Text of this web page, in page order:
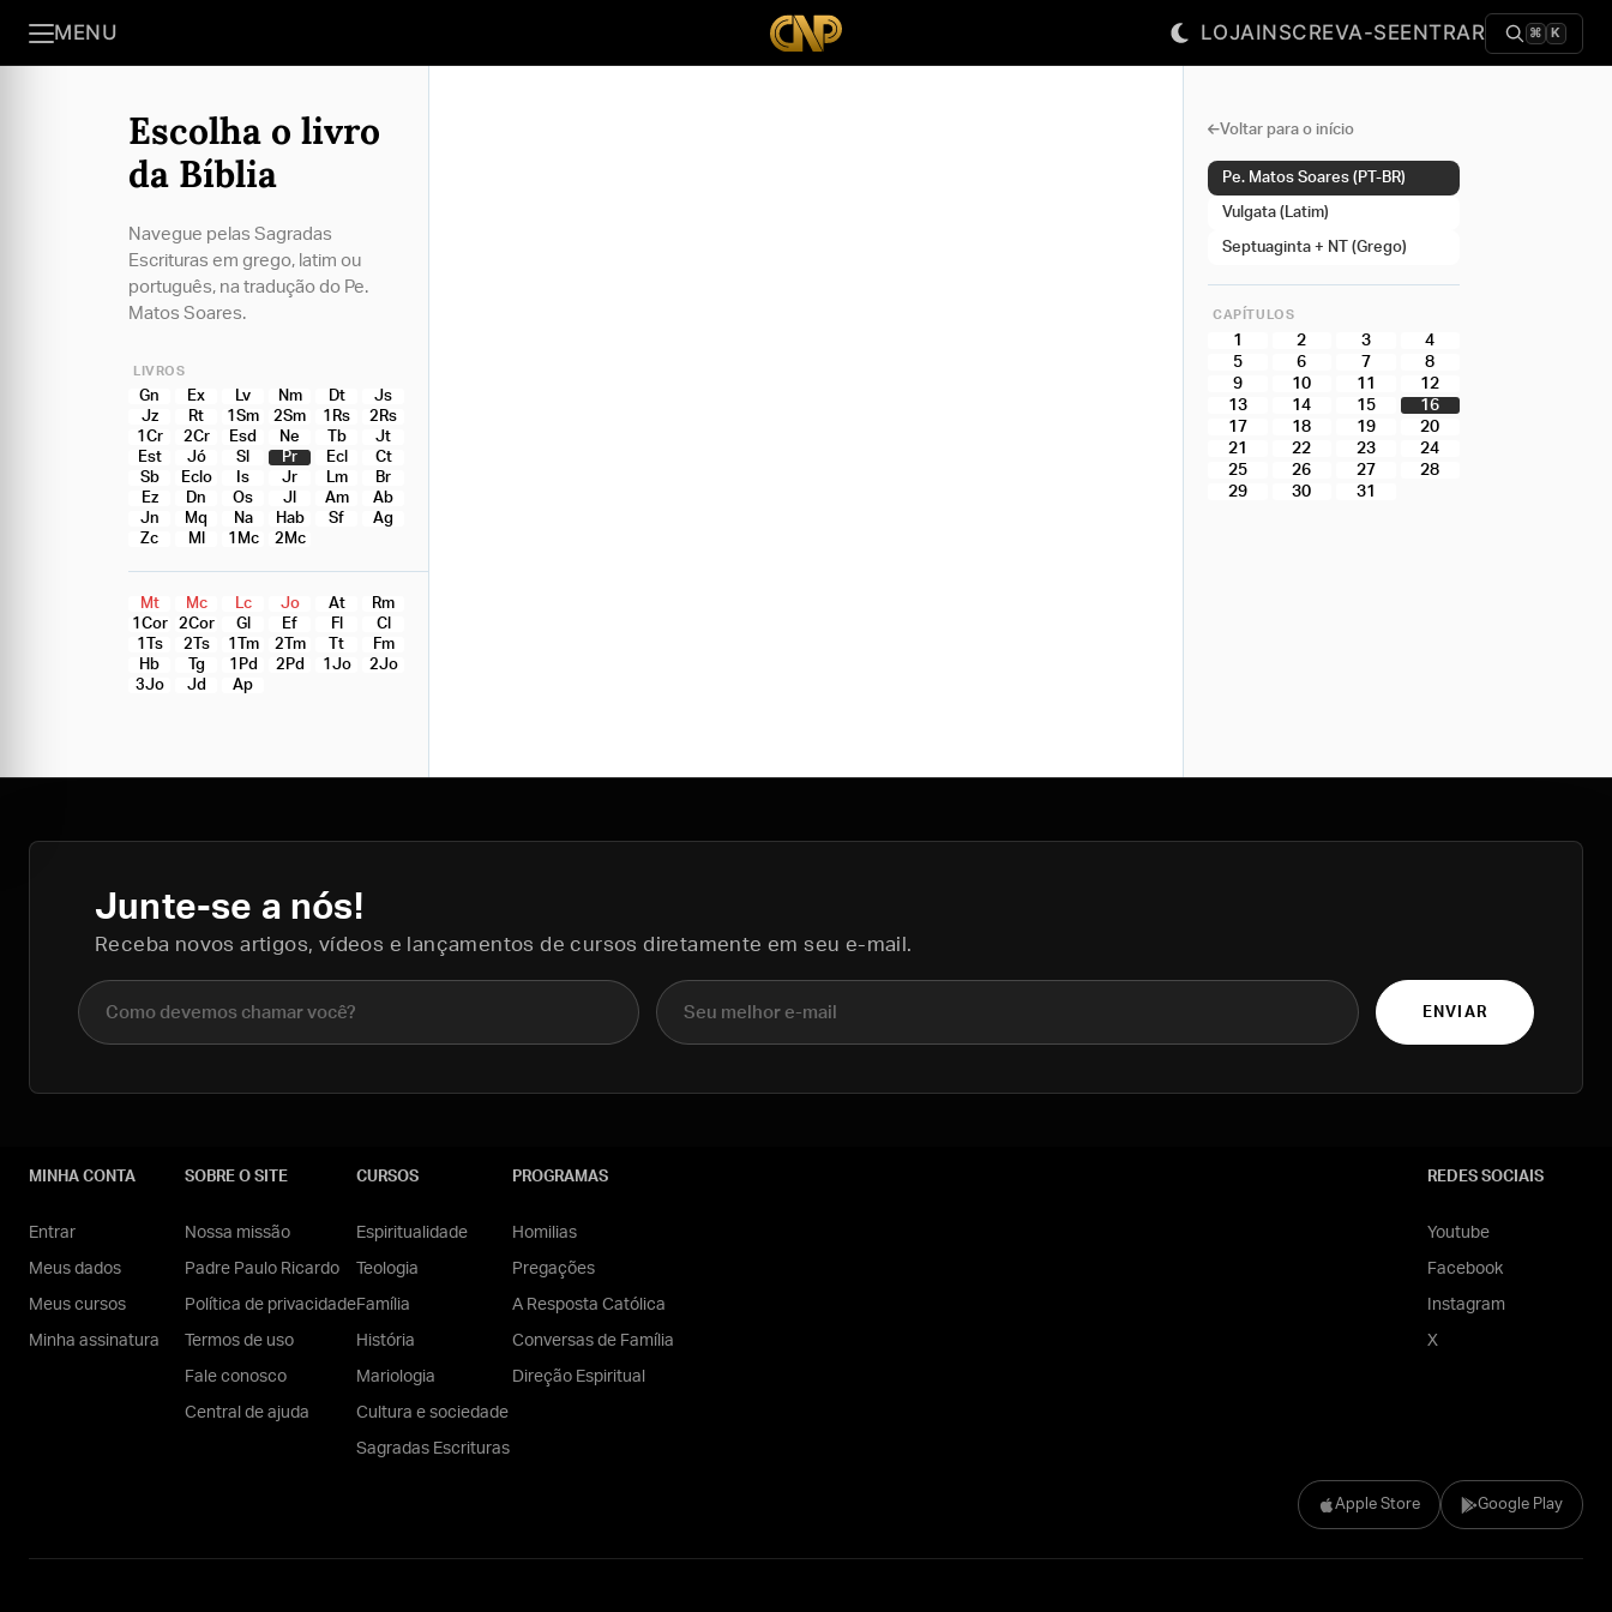
MENU LOJAINSCREVA-SEENTRAR ⌘ K
Escolha o livro
da Bíblia
Navegue pelas Sagradas
Escrituras em grego, latim ou
português, na tradução do Pe.
Matos Soares.
LIVROS
Gn Ex Lv Nm Dt
Js
Jz
Rt 1Sm 2Sm 1Rs
2Rs
1Cr
2Cr Esd Ne Tb
Jt
Est
Jó Sl Pr Ecl
Ct
Sb
Eclo Is Jr Lm
Br
Ez
Dn Os Jl Am
Ab
Jn
Mq Na Hab Sf
Ag
Zc
Ml 1Mc 2Mc
Mt Mc Lc Jo At
Rm
1Cor
2Cor Gl Ef Fl
Cl
1Ts
2Ts 1Tm 2Tm Tt
Fm
Hb
Tg 1Pd 2Pd 1Jo
2Jo
3Jo
Jd Ap
Voltar para o início
Pe. Matos Soares (PT-BR)
Vulgata (Latim)
Septuaginta + NT (Grego)
CAPÍTULOS
1 2 3
4
5
6 7
8
9
10 11
12
13
14 15
16
17
18 19
20
21
22 23
24
25
26 27
28
29
30 31
Junte-se a nós!
Receba novos artigos, vídeos e lançamentos de cursos diretamente em seu e-mail.
Nome completo E-mail
ENVIAR
Apple Store Google Play
MINHA CONTA
Entrar
Meus dados
Meus cursos
Minha assinatura
SOBRE O SITE
Nossa missão
Padre Paulo Ricardo
Política de privacidade
Termos de uso
Fale conosco
Central de ajuda
CURSOS
Espiritualidade
Teologia
Família
História
Mariologia
Cultura e sociedade
Sagradas Escrituras
PROGRAMAS
Homilias
Pregações
A Resposta Católica
Conversas de Família
Direção Espiritual
REDES SOCIAIS
Youtube
Facebook
Instagram
X